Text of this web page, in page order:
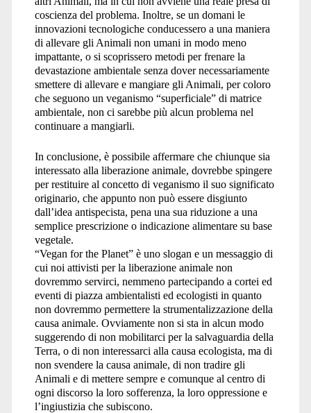
coscienza del problema. Inoltre, se un domani le
innovazioni tecnologiche conducessero a una maniera
di allevare gli Animali non umani in modo meno
impattante, o si scoprissero metodi per frenare la
devastazione ambientale senza dover necessariamente
smettere di allevare e mangiare gli Animali, per coloro
che seguono un veganismo “superficiale” di matrice
ambientale, non ci sarebbe più alcun problema nel
continuare a mangiarli.
In conclusione, è possibile affermare che chiunque sia
interessato alla liberazione animale, dovrebbe spingere
per restituire al concetto di veganismo il suo significato
originario, che appunto non può essere disgiunto
dall’idea antispecista, pena una sua riduzione a una
semplice prescrizione o indicazione alimentare su base
vegetale.
“Vegan for the Planet” è uno slogan e un messaggio di
cui noi attivisti per la liberazione animale non
dovremmo servirci, nemmeno partecipando a cortei ed
eventi di piazza ambientalisti ed ecologisti in quanto
non dovremmo permettere la strumentalizzazione della
causa animale. Ovviamente non si sta in alcun modo
suggerendo di non mobilitarci per la salvaguardia della
Terra, o di non interessarci alla causa ecologista, ma di
non svendere la causa animale, di non tradire gli
Animali e di mettere sempre e comunque al centro di
ogni discorso la loro sofferenza, la loro oppressione e
l’ingiustizia che subiscono.